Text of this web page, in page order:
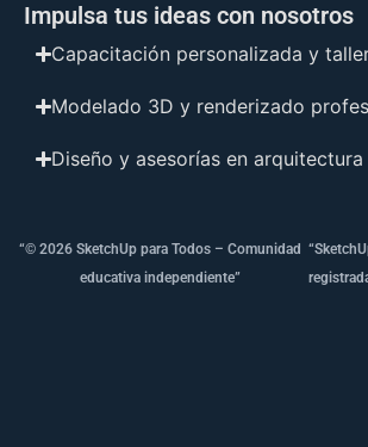
Impulsa tus ideas con nosotros
Capacitación personalizada y
Modelado 3D y renderizado
Diseño y asesorías en arquitectura
“© 2026 SketchUp para Todos – Comunidad
educativa independiente”